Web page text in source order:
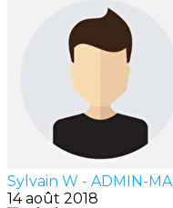
Sylvain W - ADMIN-
14 août 2018